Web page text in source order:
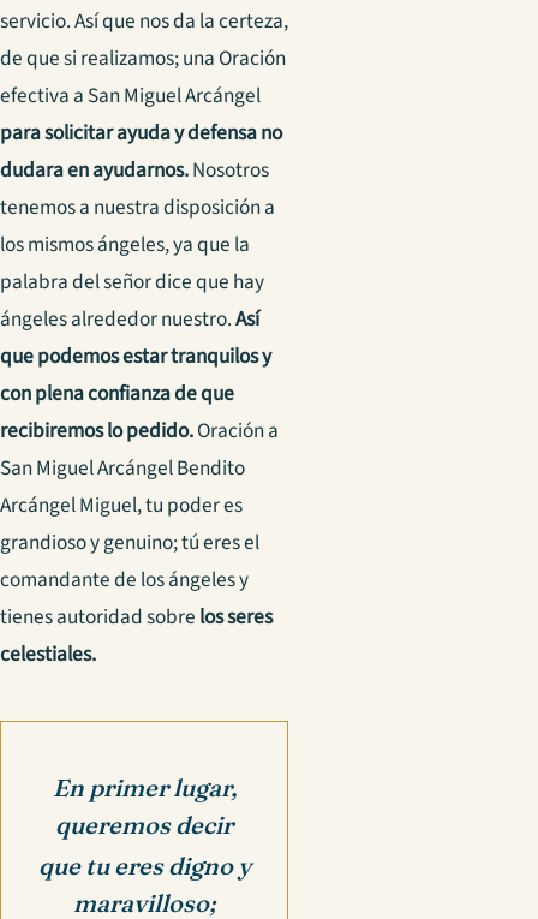
servicio. Así que nos da la certeza,
de que si realizamos; una Oración
efectiva a San Miguel Arcángel
para solicitar ayuda y defensa no
dudara en ayudarnos.Nosotros
tenemos a nuestra disposición a
los mismos ángeles, ya que la
palabra del señor dice que hay
ángeles alrededor nuestro.Así
que podemos estar tranquilos y
con plena confianza de que
recibiremos lo pedido.Oración a
San Miguel ArcángelBendito
Arcángel Miguel, tu poder es
grandioso y genuino; tú eres el
comandante de los ángeles y
tienes autoridad sobre los seres
celestiales.
En primer lugar,
queremos decir
que tu eres digno y
maravilloso;